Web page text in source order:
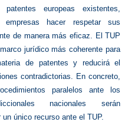
europeas existentes,
hacer respetar sus
de manera más eficaz. El TUP
jurídico más coherente para
de patentes y reducirá el
contradictorias. En concreto,
paralelos ante los
nacionales serán
único recurso ante el TUP.